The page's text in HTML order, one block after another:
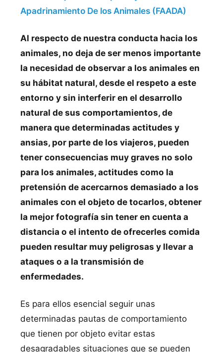
Apadrinamiento De los Animales (FAADA)
Al respecto de nuestra conducta hacia los
animales, no deja de ser menos importante
la necesidad de observar a los animales en
su hábitat natural, desde el respeto a este
entorno y sin interferir en el desarrollo
natural de sus comportamientos, de
manera que determinadas actitudes y
ansias, por parte de los viajeros, pueden
tener consecuencias muy graves no solo
para los animales, actitudes como la
pretensión de acercarnos demasiado a los
animales con el objeto de tocarlos, obtener
la mejor fotografía sin tener en cuenta a
distancia o el intento de ofrecerles comida
pueden resultar muy peligrosas y llevar a
ataques o a la transmisión de
enfermedades.
Es para ellos esencial seguir unas
determinadas pautas de comportamiento
que tienen por objeto evitar estas
desagradables situaciones que se pueden